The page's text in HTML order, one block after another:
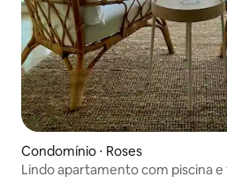
Condomínio ⋅ Roses
Lindo apartamento com piscina e